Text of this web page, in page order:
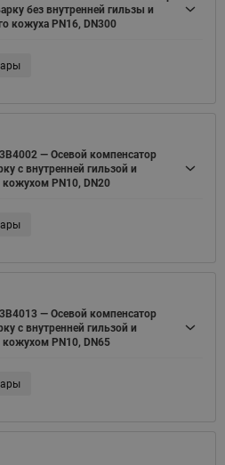
без внутренней гильзы и
кожуха PN16, DN300
— Осевой компенсатор
с внутренней гильзой и
PN10, DN20
— Осевой компенсатор
с внутренней гильзой и
PN10, DN65